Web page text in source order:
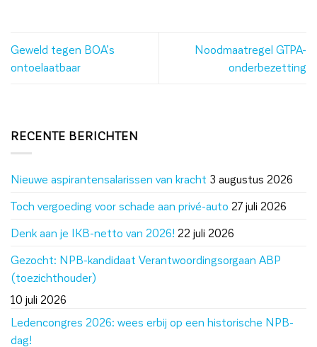
Geweld tegen BOA’s
ontoelaatbaar
Noodmaatregel GTPA-
onderbezetting
RECENTE BERICHTEN
Nieuwe aspirantensalarissen van kracht 3 augustus 2026
Toch vergoeding voor schade aan privé-auto 27 juli 2026
Denk aan je IKB-netto van 2026! 22 juli 2026
Gezocht: NPB-kandidaat Verantwoordingsorgaan ABP
(toezichthouder)
10 juli 2026
Ledencongres 2026: wees erbij op een historische NPB-
dag!